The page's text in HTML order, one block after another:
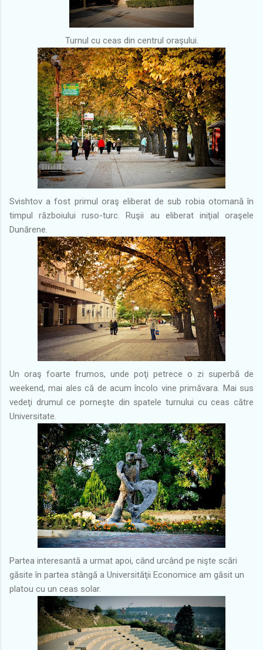
Turnul cu ceas din centrul oraşului.
Svishtov a fost primul oraş eliberat de sub robia otomană în
timpul războiului ruso-turc. Ruşii au eliberat iniţial oraşele
Dunărene.
Un oraş foarte frumos, unde poţi petrece o zi superbă de
weekend, mai ales că de acum încolo vine primăvara. Mai sus
vedeţi drumul ce porneşte din spatele turnului cu ceas către
Universitate.
Partea interesantă a urmat apoi, când urcând pe nişte scări
găsite în partea stângă a Universităţii Economice am găsit un
platou cu un ceas solar.